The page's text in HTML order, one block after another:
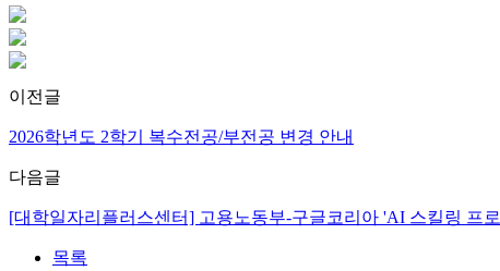
이전글
2026학년도 2학기 복수전공/부전공 변경 안내
다음글
[대학일자리플러스센터] 고용노동부-구글코리아 'AI 스킬링 프로
목록